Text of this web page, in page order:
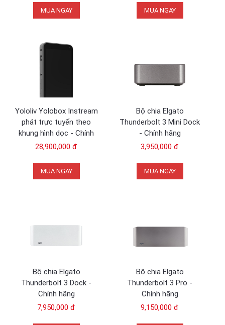
MUA NGAY MUA NGAY
Yololiv Yolobox Instream
phát trực tuyến theo
khung hình dọc - Chính
hãng
28,900,000 đ
MUA NGAY
Bộ chia Elgato
Thunderbolt 3 Mini Dock
- Chính hãng
3,950,000 đ
MUA NGAY
Bộ chia Elgato
Thunderbolt 3 Dock -
Chính hãng
7,950,000 đ
Bộ chia Elgato
Thunderbolt 3 Pro -
Chính hãng
9,150,000 đ